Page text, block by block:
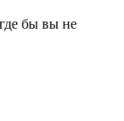
бы вы не